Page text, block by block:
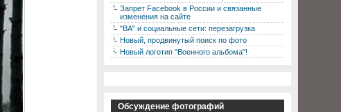
Запрет Facebook в России и связанные
изменения на сайте
"ВА" и социальные сети: перезагрузка
Новый, продвинутый поиск по фото
Новый логотип "Военного альбома"!
Обсуждение фотографий